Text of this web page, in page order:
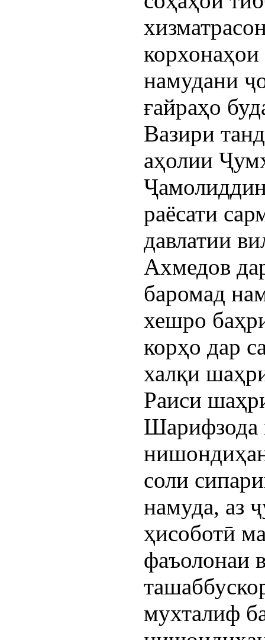
корхонаҳои
намудани
ғайраҳо
Вазири
аҳолии
раёсати
давлатии
Ахмедов
баромад
хешро
корҳо дар
халқи
Раиси
Шарифзода
соли
намуда, аз
ҳисоботӣ
фаъолонаи
мухталиф